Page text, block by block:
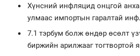
Хүнсний инфляцид онцгой
улмаас импортын гаралтай
7.1 тэрбум болж өндөр өсөлт
биржийн арилжааг тогтвортой